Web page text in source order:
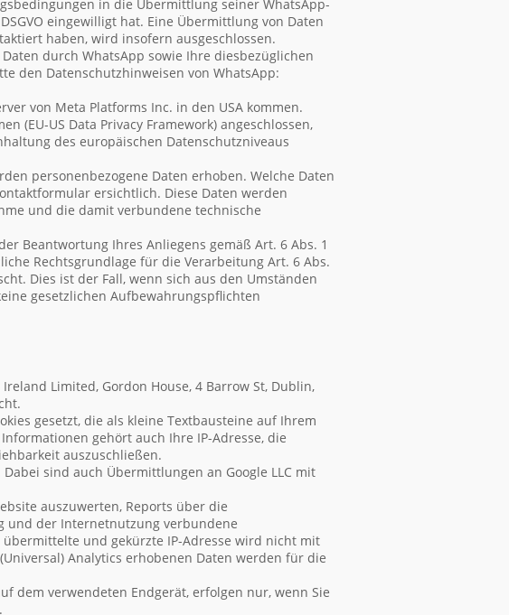
in die Übermittlung seiner WhatsApp-
eingewilligt hat. Eine Übermittlung von Daten
haben, wird insofern ausgeschlossen.
durch WhatsApp sowie Ihre diesbezüglichen
den Datenschutzhinweisen von WhatsApp:
von Meta Platforms Inc. in den USA kommen.
(EU-US Data Privacy Framework) angeschlossen,
des europäischen Datenschutzniveaus
personenbezogene Daten erhoben. Welche Daten
ersichtlich. Diese Daten werden
und die damit verbundene technische
Beantwortung Ihres Anliegens gemäß Art. 6 Abs. 1
Rechtsgrundlage für die Verarbeitung Art. 6 Abs.
Dies ist der Fall, wenn sich aus den Umständen
gesetzlichen Aufbewahrungspflichten
Limited, Gordon House, 4 Barrow St, Dublin,
gesetzt, die als kleine Textbausteine auf Ihrem
gehört auch Ihre IP-Adresse, die
auszuschließen.
sind auch Übermittlungen an Google LLC mit
auszuwerten, Reports über die
und der Internetnutzung verbundene
und gekürzte IP-Adresse wird nicht mit
Analytics erhobenen Daten werden für die
dem verwendeten Endgerät, erfolgen nur, wenn Sie